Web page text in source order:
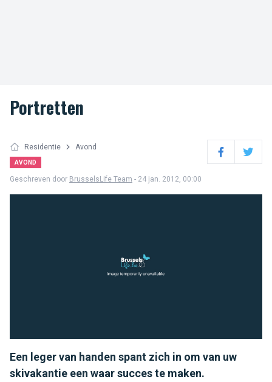
Portretten
Residentie Avond
AVOND FacebookTwitter
Geschreven door BrusselsLife Team - 24 jan. 2012, 00:00
Een leger van handen spant zich in om van uw
skivakantie een waar succes te maken.